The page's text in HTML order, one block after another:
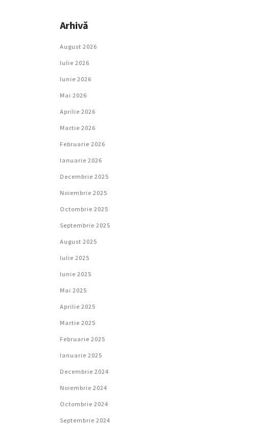
Arhivă
August 2026
Iulie 2026
Iunie 2026
Mai 2026
Aprilie 2026
Martie 2026
Februarie 2026
Ianuarie 2026
Decembrie 2025
Noiembrie 2025
Octombrie 2025
Septembrie 2025
August 2025
Iulie 2025
Iunie 2025
Mai 2025
Aprilie 2025
Martie 2025
Februarie 2025
Ianuarie 2025
Decembrie 2024
Noiembrie 2024
Octombrie 2024
Septembrie 2024